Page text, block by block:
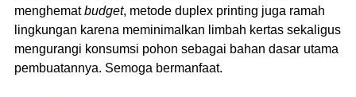
menghematbudget, metode duplex printing juga ramah
lingkungan karena meminimalkan limbah kertas sekaligus
mengurangi konsumsi pohon sebagai bahan dasar utama
pembuatannya. Semoga bermanfaat.